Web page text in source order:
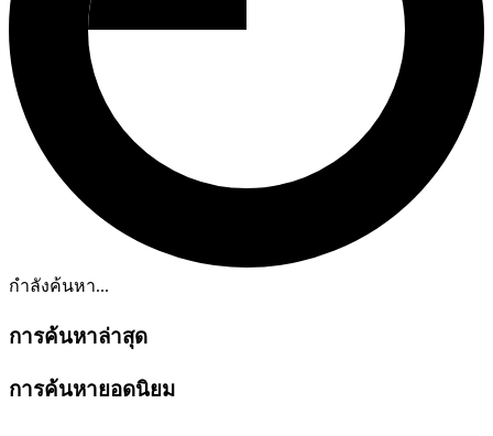
กำลังค้นหา...
การค้นหาล่าสุด
การค้นหายอดนิยม